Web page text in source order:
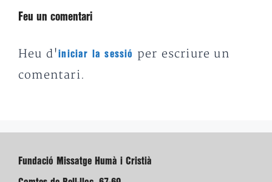
Feu un comentari
Heu d'iniciar la sessió
per escriure un
comentari.
Fundació Missatge Humà i Cristià